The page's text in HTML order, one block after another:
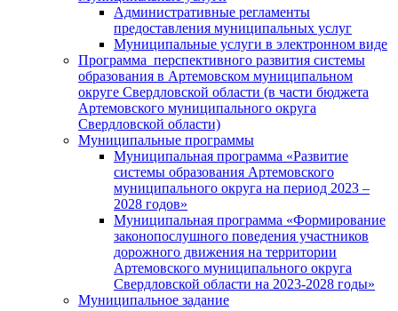
Административные регламенты
предоставления муниципальных услуг
Муниципальные услуги в электронном виде
Программа перспективного развития системы
образования в Артемовском муниципальном
округе Свердловской области (в части бюджета
Артемовского муниципального округа
Свердловской области)
Муниципальные программы
Муниципальная программа «Развитие
системы образования Артемовского
муниципального округа на период 2023 –
2028 годов»
Муниципальная программа «Формирование
законопослушного поведения участников
дорожного движения на территории
Артемовского муниципального округа
Свердловской области на 2023-2028 годы»
Муниципальное задание